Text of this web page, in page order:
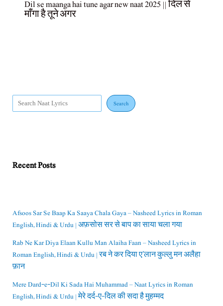
Dil se maanga hai tune agar new naat 2025 || दिल से
माँगा है तूने अगर
Search
Recent Posts
Afsoos Sar Se Baap Ka Saaya Chala Gaya – Nasheed Lyrics in Roman
English, Hindi & Urdu | अफ़सोस सर से बाप का साया चला गया
Rab Ne Kar Diya Elaan Kullu Man Alaiha Faan – Nasheed Lyrics in
Roman English, Hindi & Urdu | रब ने कर दिया ए’लान कुल्लु मन अलैहा
फ़ान
Mere Dard-e-Dil Ki Sada Hai Muhammad – Naat Lyrics in Roman
English, Hindi & Urdu | मेरे दर्द-ए-दिल की सदा है मुहम्मद